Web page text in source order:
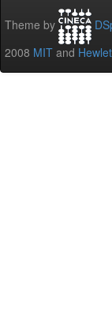
Theme by
2008 MIT and